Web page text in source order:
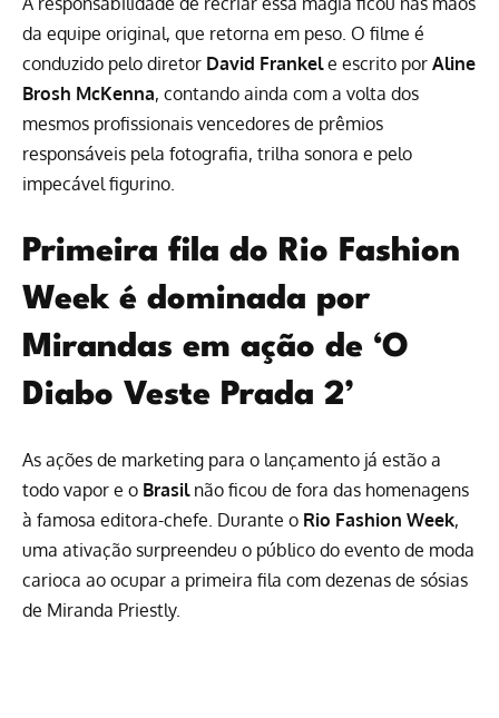
da equipe original, que retorna em peso. O filme é
conduzido pelo diretor David Frankele escrito por Aline
Brosh McKenna, contando ainda com a volta dos
mesmos profissionais vencedores de prêmios
responsáveis pela fotografia, trilha sonora e pelo
impecável figurino.
Primeira fila do Rio Fashion
Week é dominada por
Mirandas em ação de ‘O
Diabo Veste Prada 2’
As ações de marketing para o lançamento já estão a
todo vapor e o Brasil não ficou de fora das homenagens
à famosa editora-chefe. Durante o Rio Fashion Week,
uma ativação surpreendeu o público do evento de moda
carioca ao ocupar a primeira fila com dezenas de sósias
de Miranda Priestly.